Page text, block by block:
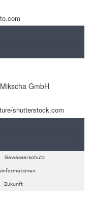
GmbH
shutterstock.com
Gewässerschutz
Zukunft